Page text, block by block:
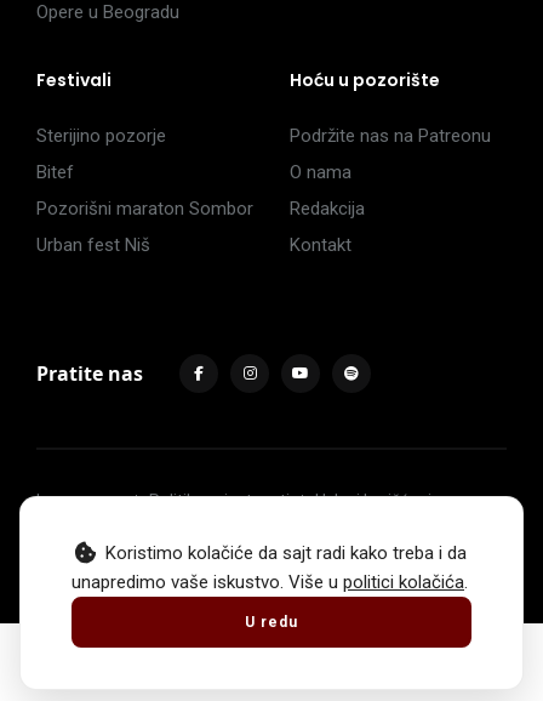
Koristimo kolačiće da sajt radi kako treba i da
unapredimo vaše iskustvo. Više u politici kolačića.
U redu
Opere u Beogradu
Festivali
Sterijino pozorje
Bitef
Pozorišni maraton Sombor
Urban fest Niš
Hoću u pozorište
Podržite nas na Patreonu
O nama
Redakcija
Kontakt
Pratite nas
Impressum Politika privatnosti
Uslovi korišćenja